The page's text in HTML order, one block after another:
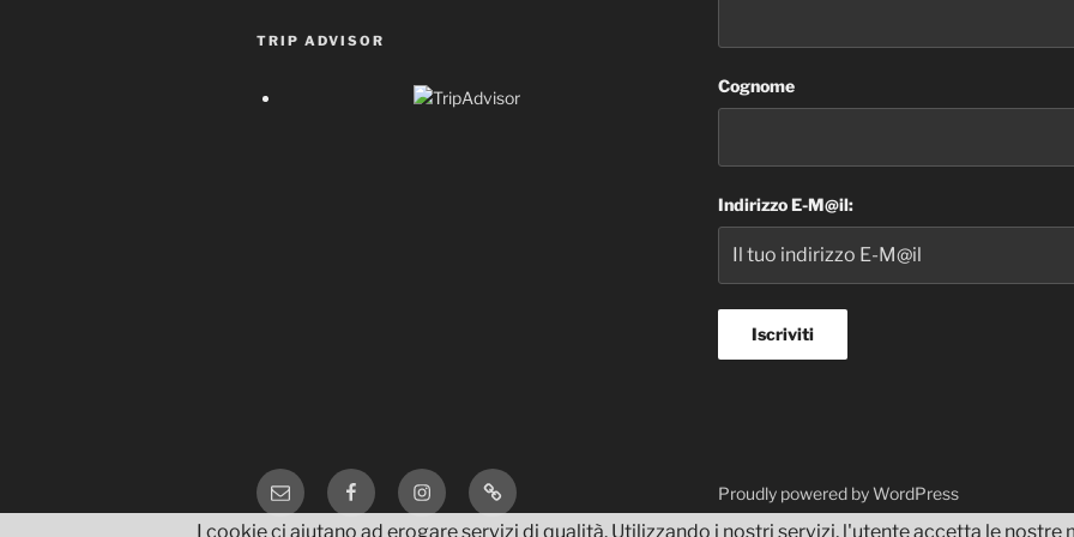
TRIP ADVISOR
Cognome
Indirizzo E-M@il:
Email FacebookInstagramTripAdvisor Proudly powered by WordPress
I cookie ci aiutano ad erogare servizi di qualità. Utilizzando i nostri servizi, l'utente accetta le nostre